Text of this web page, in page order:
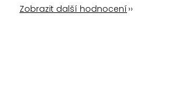
Zobrazit další hodnocení